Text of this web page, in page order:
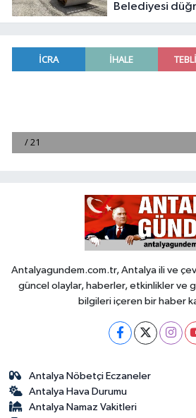
Belediyesi
Antalya’da eş
Antalyagundem.com.tr, Antalya ili ve
güncel olaylar, haberler, etkinlikler ve
bilgileri içeren bir haber
Antalya Nöbetçi Eczaneler
Antalya Hava Durumu
Antalya Namaz Vakitleri